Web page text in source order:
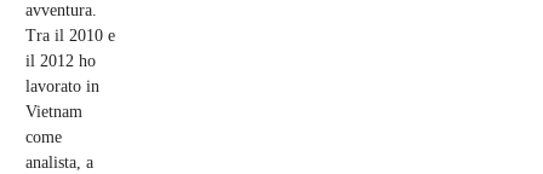
avventura.
Tra il 2010 e
il 2012 ho
lavorato in
Vietnam
come
analista, a